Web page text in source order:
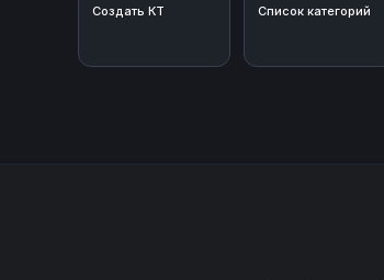
Создать КТ Список категорий